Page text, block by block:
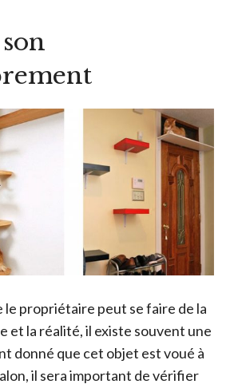
le propriétaire peut se faire de la
et la réalité, il existe souvent une
donné que cet objet est voué à
il sera important de vérifier